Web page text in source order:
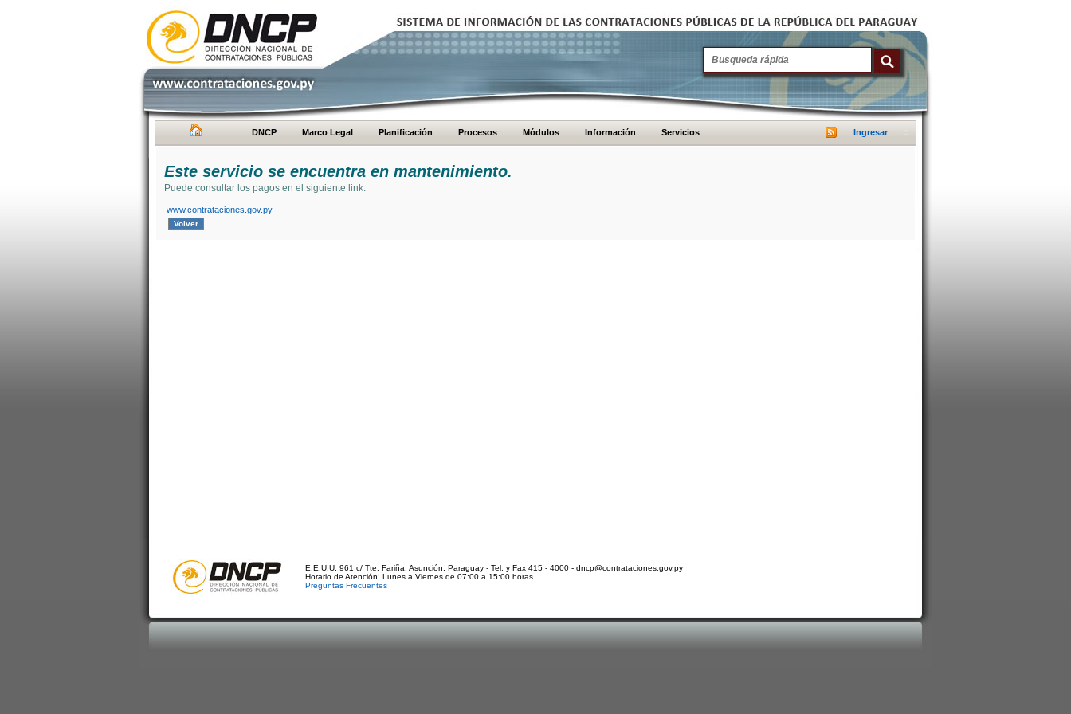
DNCP Marco Legal Planificación Procesos Módulos Información Servicios Ingresar
Este servicio se encuentra en mantenimiento.
Puede consultar los pagos en el siguiente link.
www.contrataciones.gov.py
E.E.U.U. 961 c/ Tte. Fariña. Asunción, Paraguay - Tel. y Fax 415 - 4000 - dncp@contrataciones.gov.py
Horario de Atención: Lunes a Viernes de 07:00 a 15:00 horas
Preguntas Frecuentes